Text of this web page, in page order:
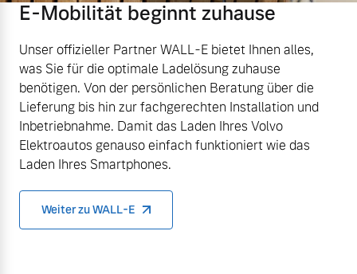
E-Mobilität beginnt zuhause
Unser offizieller Partner WALL-E bietet Ihnen alles,
was Sie für die optimale Ladelösung zuhause
benötigen. Von der persönlichen Beratung über die
Lieferung bis hin zur fachgerechten Installation und
Inbetriebnahme. Damit das Laden Ihres Volvo
Elektroautos genauso einfach funktioniert wie das
Laden Ihres Smartphones.
Weiter zu WALL-E